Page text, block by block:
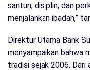
santun, disiplin, dan
menjalankan ibadah,”
Direktur Utama Bank
menyampaikan bahwa
tradisi sejak 2006. Dari